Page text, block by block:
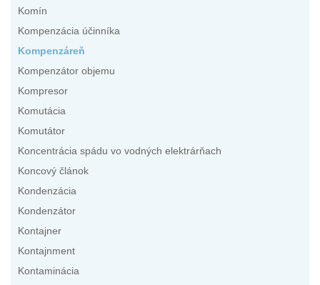
Komín
Kompenzácia účinníka
Kompenzáreň
Kompenzátor objemu
Kompresor
Komutácia
Komutátor
Koncentrácia spádu vo vodných elektrárňach
Koncový článok
Kondenzácia
Kondenzátor
Kontajner
Kontajnment
Kontaminácia